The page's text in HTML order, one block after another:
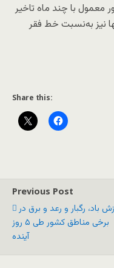
معمول با چند ماه تاخیر
نیز به‌نسبت خط فقر
Share this:
Previous Post
باد، رگبار و رعد و برق در
برخی مناطق کشور طی ۵ روز
آینده